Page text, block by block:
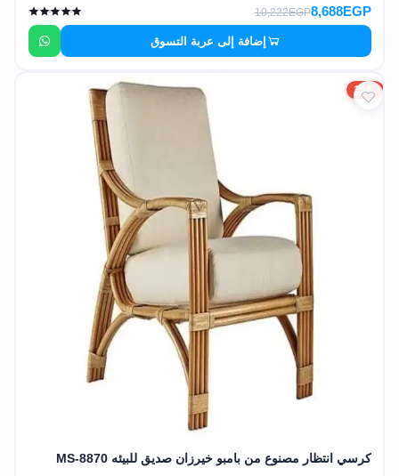
8,688EGP
10,222EGP
إضافة إلى عربة التسوق
15%
كرسي انتظار مصنوع من بامبو خيرزان صديق للبيئه MS-8870